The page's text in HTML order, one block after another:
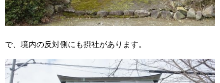
で、境内の反対側にも摂社があります。